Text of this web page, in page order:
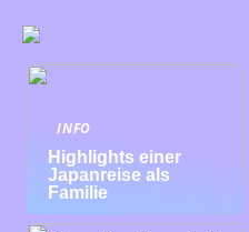
INFO
Highlights einer
Japanreise als
Familie